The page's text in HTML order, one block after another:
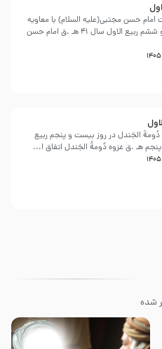
حسن مجتبی(علیه السلام) با معاویه
در بیست و ششم ربیع الاول سال 41 هـ .ق امام حسن
وقوع غزوه دُومةُ الجَندل در روز بیست و پنجم ربیع
هـ .ق غزوه دُومةُ الجَندل اتفاق ا...
شده